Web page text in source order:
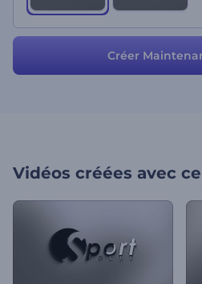
Créer
Vidéos créées avec